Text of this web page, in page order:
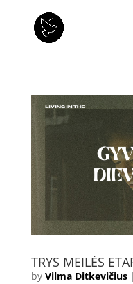
TRYS MEILĖS
by Vilma Ditkevičius|